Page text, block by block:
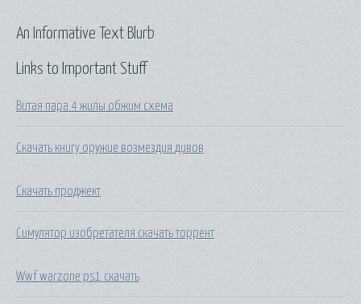
Links to Important Stuff
Витая пара 4 жилы обжим схема
Скачать книгу оружие возмездия дивов
Скачать проджект
Симулятор изобретателя скачать торрент
Wwf warzone ps1 скачать
An Informative Text Blurb